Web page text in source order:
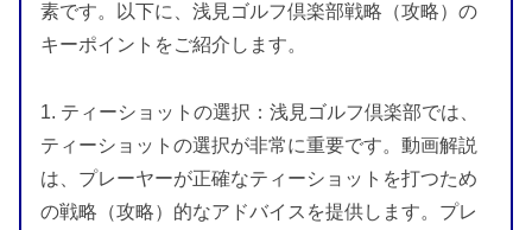
素です。以下に、浅見ゴルフ倶楽部戦略（攻略）の
キーポイントをご紹介します。
1. ティーショットの選択：浅見ゴルフ倶楽部では、
ティーショットの選択が非常に重要です。動画解説
は、プレーヤーが正確なティーショットを打つため
の戦略（攻略）的なアドバイスを提供します。プレ